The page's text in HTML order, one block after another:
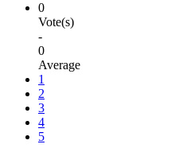
0
Vote(s)
-
0
Average
1
2
3
4
5